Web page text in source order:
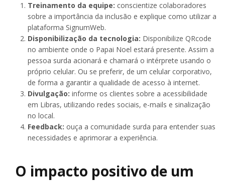
Treinamento da equipe: conscientize colaboradores
sobre a importância da inclusão e explique como utilizar a
plataforma SignumWeb.
Disponibilização da tecnologia: Disponibilize QRcode
no ambiente onde o Papai Noel estará presente. Assim a
pessoa surda acionará e chamará o intérprete usando o
próprio celular. Ou se preferir, de um celular corporativo,
de forma a garantir a qualidade de acesso à internet.
Divulgação: informe os clientes sobre a acessibilidade
em Libras, utilizando redes sociais, e-mails e sinalização
no local.
Feedback: ouça a comunidade surda para entender suas
necessidades e aprimorar a experiência.
O impacto positivo de um